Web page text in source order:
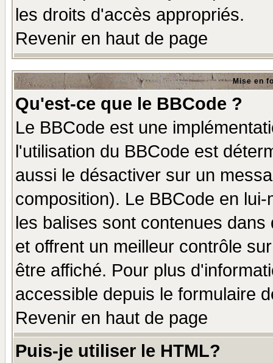
les droits d'accès appropriés.
Revenir en haut de page
Mise en
Qu'est-ce que le BBCode ?
Le BBCode est une
l'utilisation du BBCode est
aussi le désactiver sur un
composition). Le BBCode en
les balises sont contenues
et offrent un meilleur contrôle
être affiché. Pour plus
accessible depuis le formulaire
Revenir en haut de page
Puis-je utiliser le HTML?